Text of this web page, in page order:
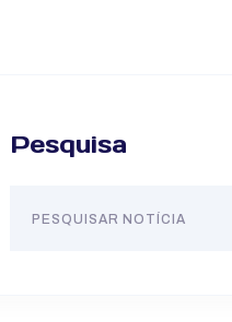
Pesquisa